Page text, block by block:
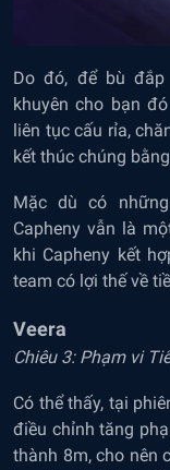
Do đó, để bù
khuyên cho bạn
liên tục cấu rỉa,
kết thúc chúng
Mặc dù có
Capheny vẫn là
khi Capheny kết
team có lợi thế về
Veera
Chiêu 3: Phạm vi
Có thể thấy, tại
điều chỉnh tăng
thành 8m, cho nên